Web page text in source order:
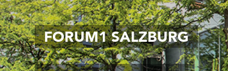
FORUM1 SALZBURG